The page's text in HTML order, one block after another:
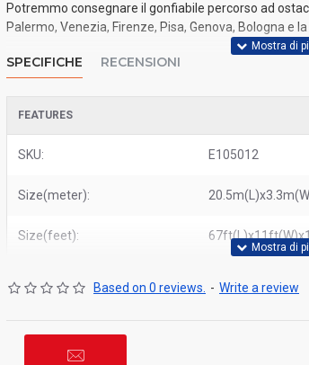
Potremmo consegnare il gonfiabile percorso ad
Palermo, Venezia, Firenze, Pisa, Genova, Bologna e
SPECIFICHE RECENSIONI
FEATURES
SKU: E105012
Size(meter):
Size(feet):
Based on 0 reviews. - Write a review